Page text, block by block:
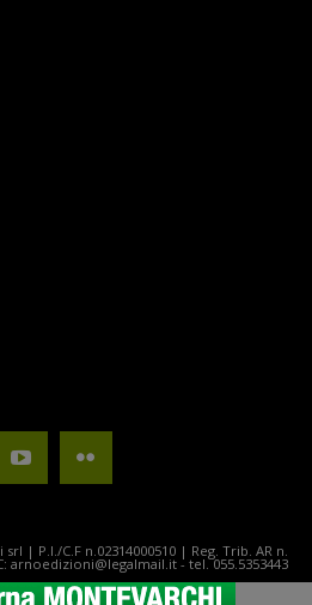
| P.I./C.F n.02314000510 | Reg. Trib. AR n.
arnoedizioni@legalmail.it - tel. 055.5353443